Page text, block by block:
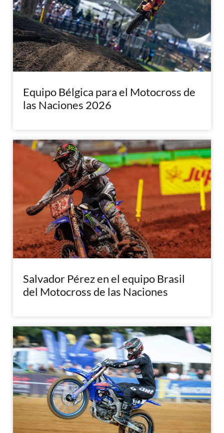
Equipo Bélgica para el Motocross de
las Naciones 2026
Salvador Pérez en el equipo Brasil
del Motocross de las Naciones